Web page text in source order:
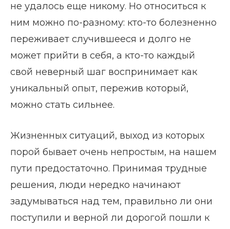
не удалось еще никому. Но относиться к
ним можно по-разному: кто-то болезненно
переживает случившееся и долго не
может прийти в себя, а кто-то каждый
свой неверный шаг воспринимает как
уникальный опыт, пережив который,
можно стать сильнее.
Жизненных ситуаций, выход из которых
порой бывает очень непростым, на нашем
пути предостаточно. Принимая трудные
решения, люди нередко начинают
задумываться над тем, правильно ли они
поступили и верной ли дорогой пошли к